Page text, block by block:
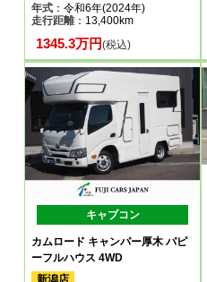
年式 ：令和6年(2024年)
走行距離：13,400km
1345.3万円(税込)
キャブコン
カムロード キャンパー厚木 パピ
ーフルハウス 4WD
新潟店